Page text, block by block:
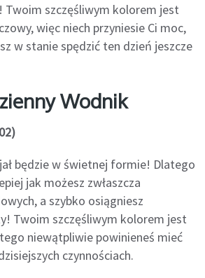
Twoim szczęśliwym kolorem jest
więc niech przyniesie Ci moc,
w stanie spędzić ten dzień jeszcze
Wodnik
będzie w świetnej formie! Dlatego
jak możesz zwłaszcza
a szybko osiągniesz
Twoim szczęśliwym kolorem jest
niewątpliwie powinieneś mieć
czynnościach.